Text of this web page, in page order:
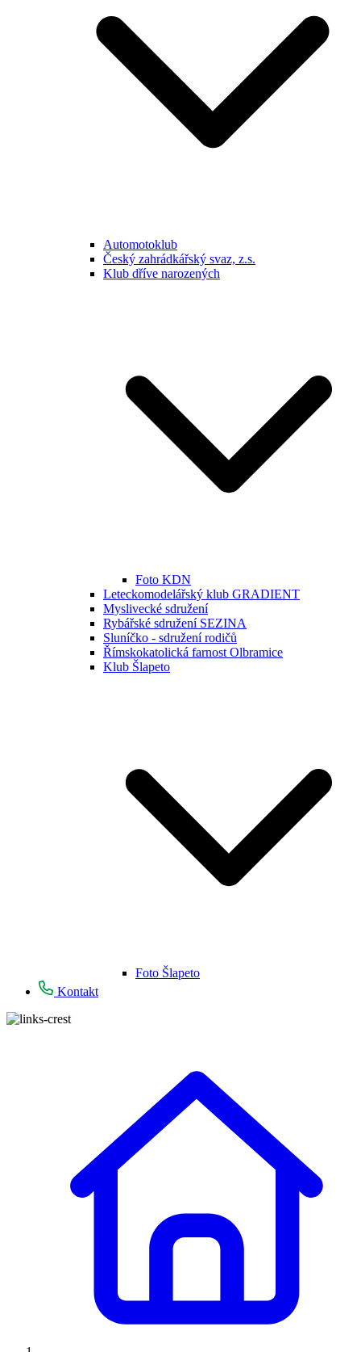
Automotoklub
Český zahrádkářský svaz, z.s.
Klub dříve narozených
Foto KDN
Leteckomodelářský klub GRADIENT
Myslivecké sdružení
Rybářské sdružení SEZINA
Sluníčko - sdružení rodičů
Římskokatolická farnost Olbramice
Klub Šlapeto
Foto Šlapeto
Kontakt